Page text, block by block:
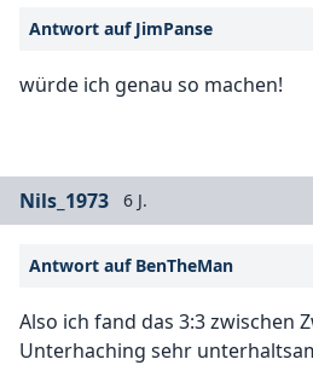
Antwort auf JimPanse
würde ich genau so machen!
Nils_1973 6 J.
Antwort auf BenTheMan
Also ich fand das 3:3 zwischen
Unterhaching sehr